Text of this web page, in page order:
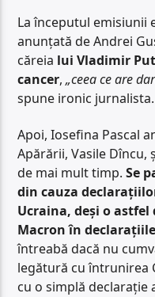
La începutul emisiunii
anunțată de Andrei
căreia lui Vladimir
cancer,„ceea ce are
spune ironic jurnalista.
Apoi, Iosefina Pascal
Apărării, Vasile Dîncu,
de mai mult timp.Se
din cauza
Ucraina, deși o
Macron în
întreabă dacă nu
legătură cu întrunirea
cu o simplă declarație